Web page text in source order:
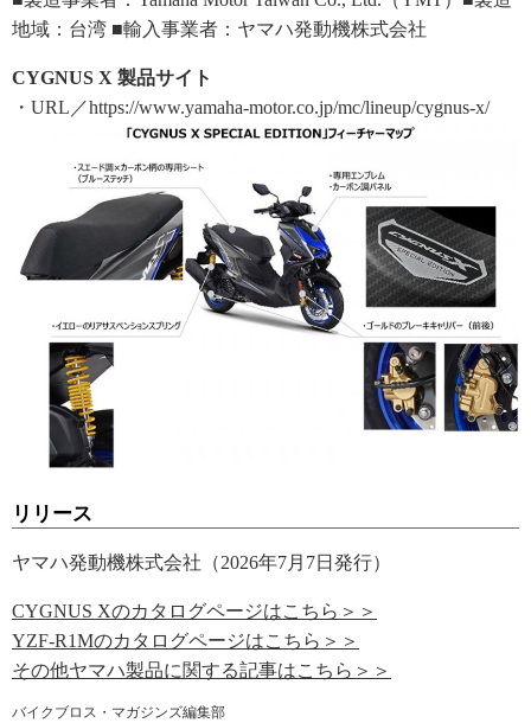
地域：台湾 ■輸入事業者：ヤマハ発動機株式会社
CYGNUS X 製品サイト
・URL／https://www.yamaha-motor.co.jp/mc/lineup/cygnus-x/
リリース
ヤマハ発動機株式会社（2026年7月7日発行）
CYGNUS Xのカタログページはこちら＞＞
YZF-R1Mのカタログページはこちら＞＞
その他ヤマハ製品に関する記事はこちら＞＞
バイクブロス・マガジンズ編集部